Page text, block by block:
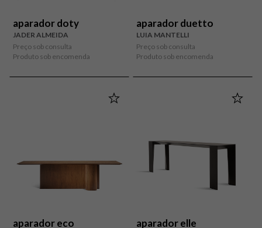
aparador doty
JADER ALMEIDA
Preço sob consulta
Produto sob encomenda
aparador duetto
LUIA MANTELLI
Preço sob consulta
Produto sob encomenda
aparador eco aparador elle